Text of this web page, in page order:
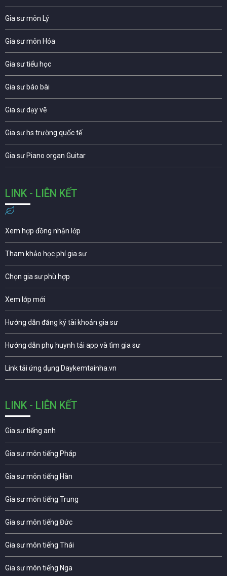
Gia sư môn Lý
Gia sư môn Hóa
Gia sư tiểu học
Gia sư báo bài
Gia sư dạy vẽ
Gia sư hs trường quốc tế
Gia sư Piano organ Guitar
LINK - LIÊN KẾT
Xem hợp đồng nhận lớp
Tham khảo học phí gia sư
Chọn gia sư phù hợp
Xem lớp mới
Hướng dẫn đăng ký tài khoản gia sư
Hướng dẫn phụ huynh tải app và tìm gia sư
Link tải ứng dụng Daykemtainha.vn
LINK - LIÊN KẾT
Gia sư tiếng anh
Gia sư môn tiếng Pháp
Gia sư môn tiếng Hàn
Gia sư môn tiếng Trung
Gia sư môn tiếng Đức
Gia sư môn tiếng Thái
Gia sư môn tiếng Nga